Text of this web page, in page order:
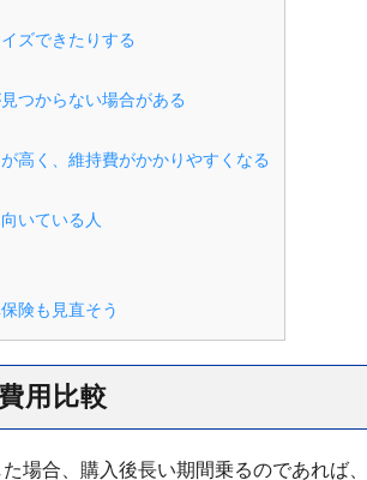
ズできたりする
つからない場合がある
高く、維持費がかかりやすくなる
いている人
険も見直そう
用比較
場合、購入後長い期間乗るのであれば